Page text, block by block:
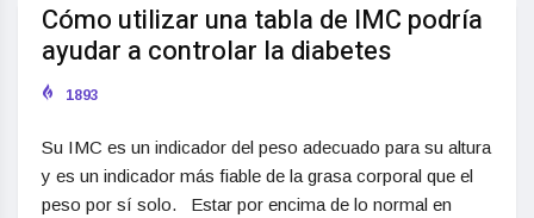
Cómo utilizar una tabla de IMC podría
ayudar a controlar la diabetes
1893
Su IMC es un indicador del peso adecuado para su altura
y es un indicador más fiable de la grasa corporal que el
peso por sí solo. Estar por encima de lo normal en